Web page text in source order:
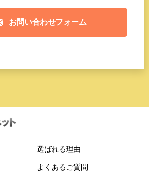
お問い合わせフォーム
選ばれる理由
よくあるご質問